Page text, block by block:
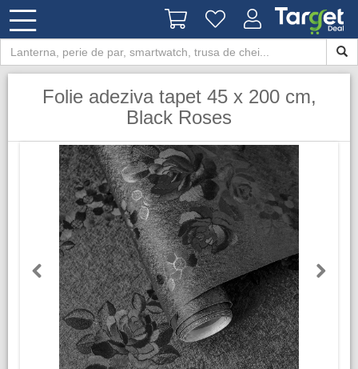
Folie adeziva tapet 45 x 200 cm,
Black Roses
Previous